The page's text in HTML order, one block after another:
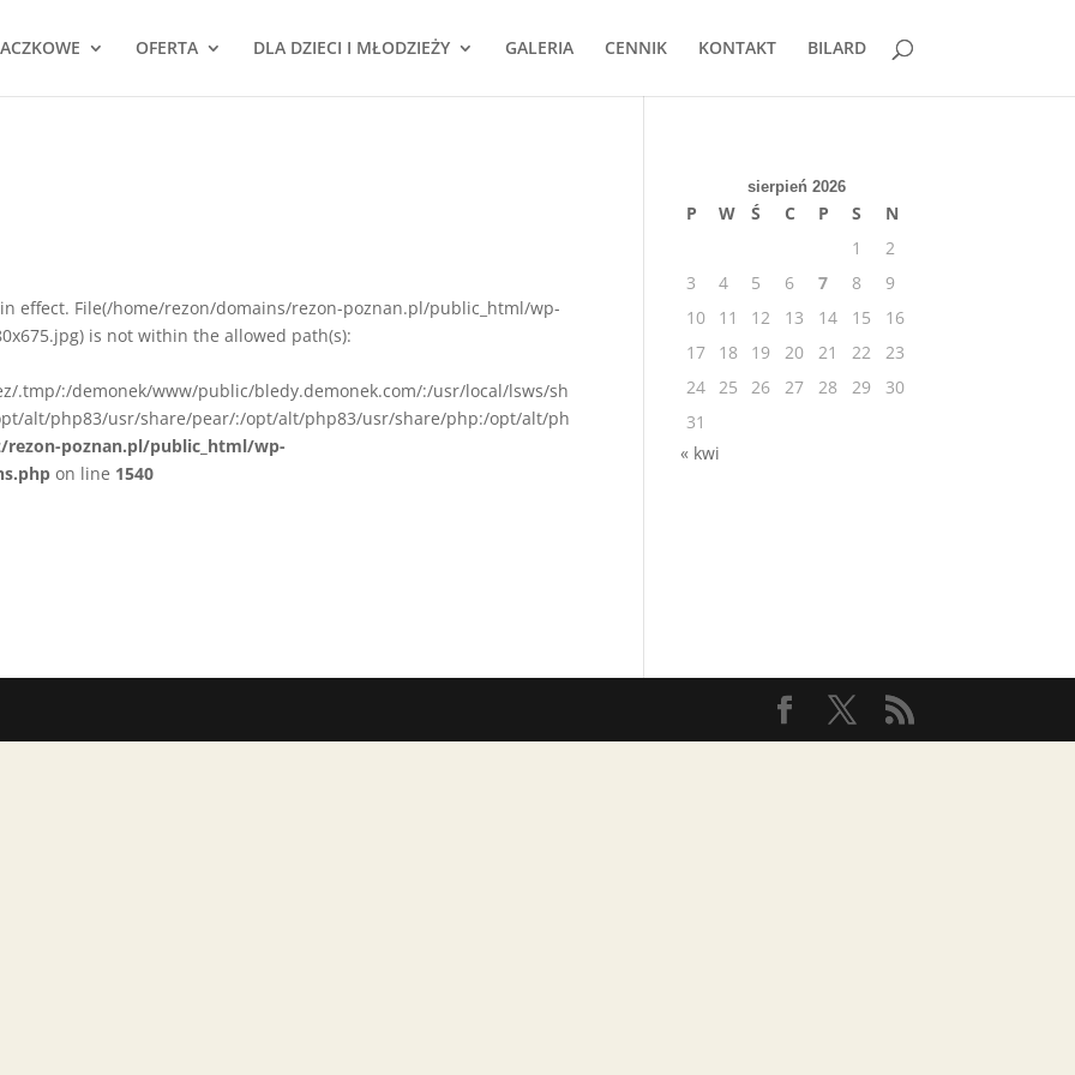
OFERTA DLA DZIECI I MŁODZIEŻY GALERIA CENNIK KONTAKT BILARD
effect. File(/home/rezon/domains/rezon-poznan.pl/public_html/wp-
is not within the allowed path(s):
.tmp/:/demonek/www/public/bledy.demonek.com/:/usr/local/lsws/sh
alt/php83/usr/share/pear/:/opt/alt/php83/usr/share/php:/opt/alt/ph
poznan.pl/public_html/wp-
on line 1540
sierpień 2026
P W Ś C P S
N
1
2
3
4 5 6 7 8
9
10
11 12 13 14 15
16
17
18 19 20 21 22
23
24 25 26 27 28 29
30
31
« kwi